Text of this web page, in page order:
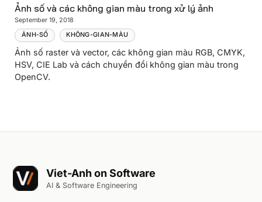
Ảnh số và các không gian màu trong xử lý ảnh
September 19, 2018
ẢNH-SỐ
KHÔNG-GIAN-MÀU
Ảnh số raster và vector, các không gian màu RGB, CMYK,
HSV, CIE Lab và cách chuyển đổi không gian màu trong
OpenCV.
Viet-Anh on Software
AI & Software Engineering